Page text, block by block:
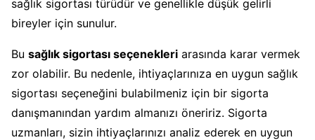
sağlık sigortası türüdür ve genellikle düşük gelirli
bireyler için sunulur.
Bu sağlık sigortası seçenekleri arasında karar vermek
zor olabilir. Bu nedenle, ihtiyaçlarınıza en uygun sağlık
sigortası seçeneğini bulabilmeniz için bir sigorta
danışmanından yardım almanızı öneririz. Sigorta
uzmanları, sizin ihtiyaçlarınızı analiz ederek en uygun